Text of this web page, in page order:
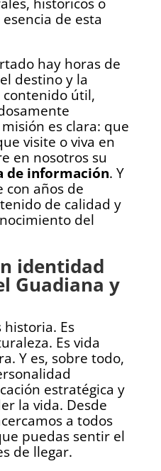
de esta
hay horas de
destino y la
útil,
es clara: que
visite o viva en
en nosotros su
de información. Y
con años de
de calidad y
del
identidad
Guadiana y
historia. Es
Es vida
Y es, sobre todo,
estratégica y
la vida. Desde
a todos
puedas sentir el
de llegar.